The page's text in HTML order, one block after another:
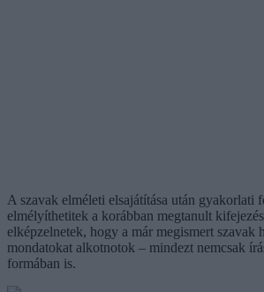
A szavak elméleti elsajátítása után gyakorlati
elmélyíthetitek a korábban megtanult
elképzelnetek, hogy a már megismert szavak
mondatokat alkotnotok – mindezt nemcsak
formában is.